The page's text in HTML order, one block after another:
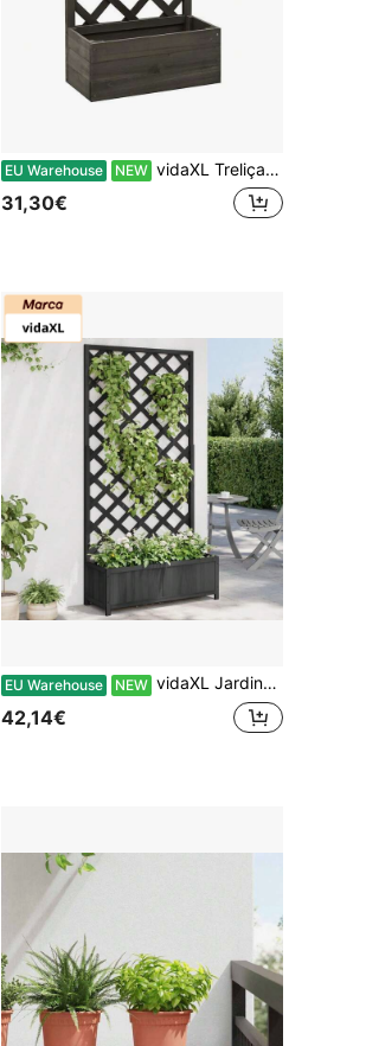
EU Warehouse NEW vidaXL Treliça de jardim em madeira maciça de abeto com floreira, suporte para plantas trepadeiras, suporte para flores, vaso de flores, cinza, 50x25x90cm
31,30€
EU Warehouse NEW vidaXL Jardineira com treliça 90x35x180 cm, madeira maciça de abeto, preta, canteiro elevado para uso interno e externo, varanda e jardim, suporte para plantas trepadeiras, floreira, suporte de madeira para plantas
42,14€